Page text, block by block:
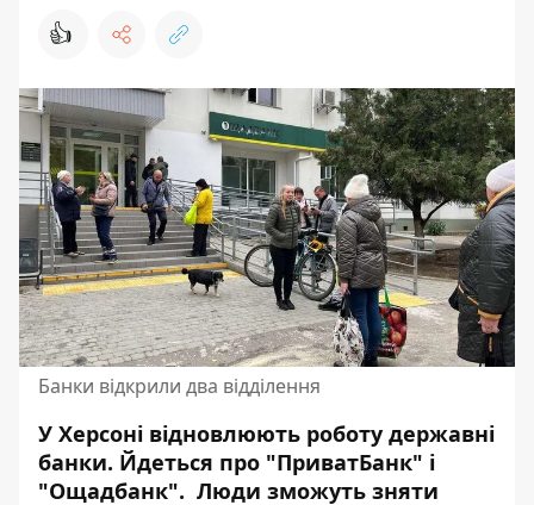
👍
Банки відкрили два відділення
У Херсоні відновлюють роботу державні
банки. Йдеться про "ПриватБанк" і
"Ощадбанк". Люди зможуть зняти